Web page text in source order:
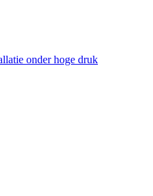
onder hoge druk